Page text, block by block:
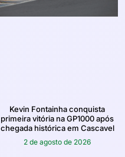
Kevin Fontainha conquista
primeira vitória na GP1000 após
chegada histórica em Cascavel
2 de agosto de 2026